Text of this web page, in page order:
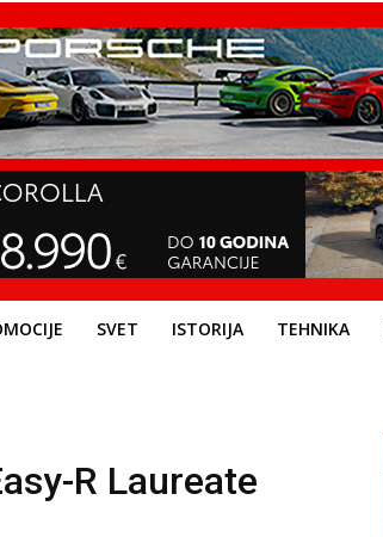
SVET ISTORIJA TEHNIKA
R Laureate